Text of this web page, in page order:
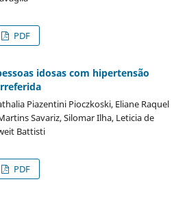
PDF
idosas com hipertensão
Piazentini Pioczkoski, Eliane Raquel
Savariz, Silomar Ilha, Leticia de
Battisti
PDF